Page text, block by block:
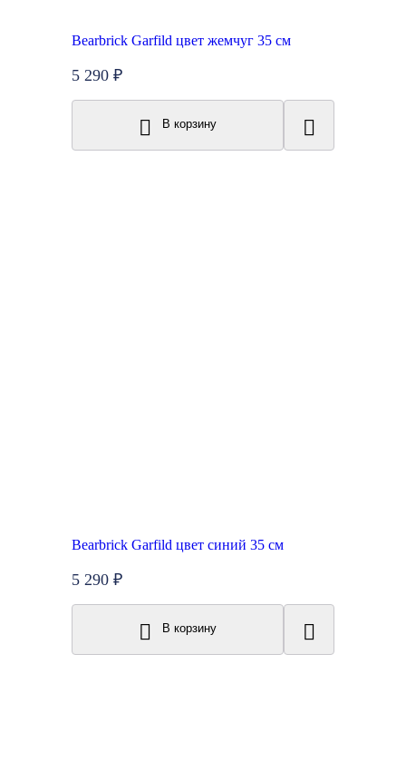
Bearbrick Garfild цвет жемчуг 35 см
5 290 ₽
В корзину
Bearbrick Garfild цвет синий 35 см
5 290 ₽
В корзину